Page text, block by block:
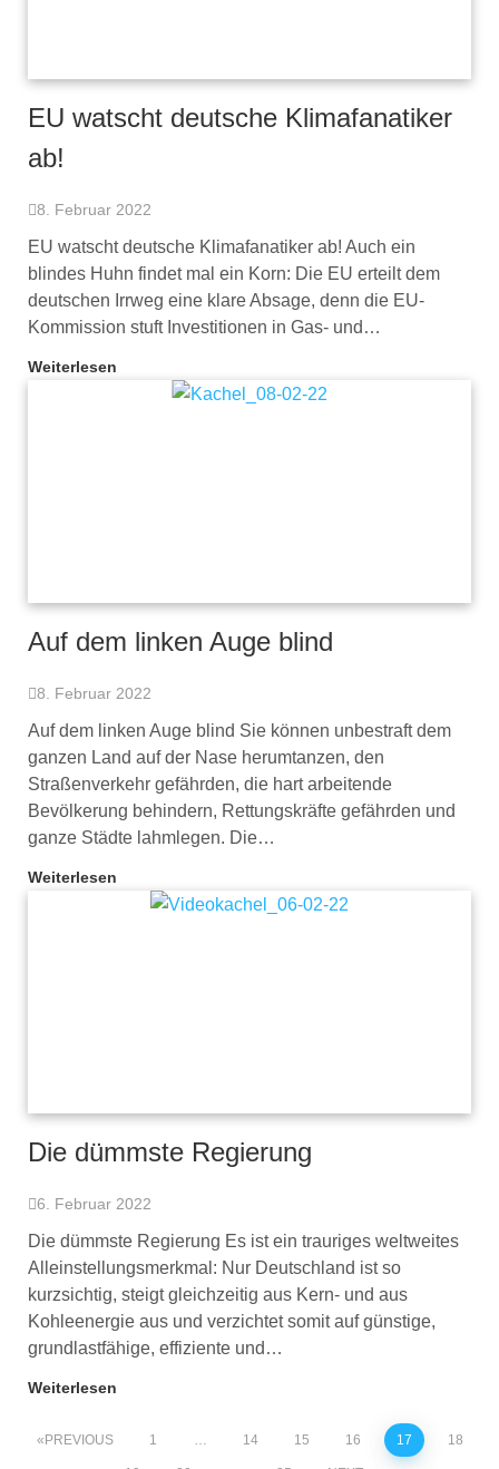
EU watscht deutsche Klimafanatiker
ab!
8. Februar 2022
EU watscht deutsche Klimafanatiker ab! Auch ein
blindes Huhn findet mal ein Korn: Die EU erteilt dem
deutschen Irrweg eine klare Absage, denn die EU-
Kommission stuft Investitionen in Gas- und…
Weiterlesen
Auf dem linken Auge blind
8. Februar 2022
Auf dem linken Auge blind Sie können unbestraft dem
ganzen Land auf der Nase herumtanzen, den
Straßenverkehr gefährden, die hart arbeitende
Bevölkerung behindern, Rettungskräfte gefährden und
ganze Städte lahmlegen. Die…
Weiterlesen
Die dümmste Regierung
6. Februar 2022
Die dümmste Regierung Es ist ein trauriges weltweites
Alleinstellungsmerkmal: Nur Deutschland ist so
kurzsichtig, steigt gleichzeitig aus Kern- und aus
Kohleenergie aus und verzichtet somit auf günstige,
grundlastfähige, effiziente und…
Weiterlesen
PREVIOUS 1 … 14 15 16 17 18